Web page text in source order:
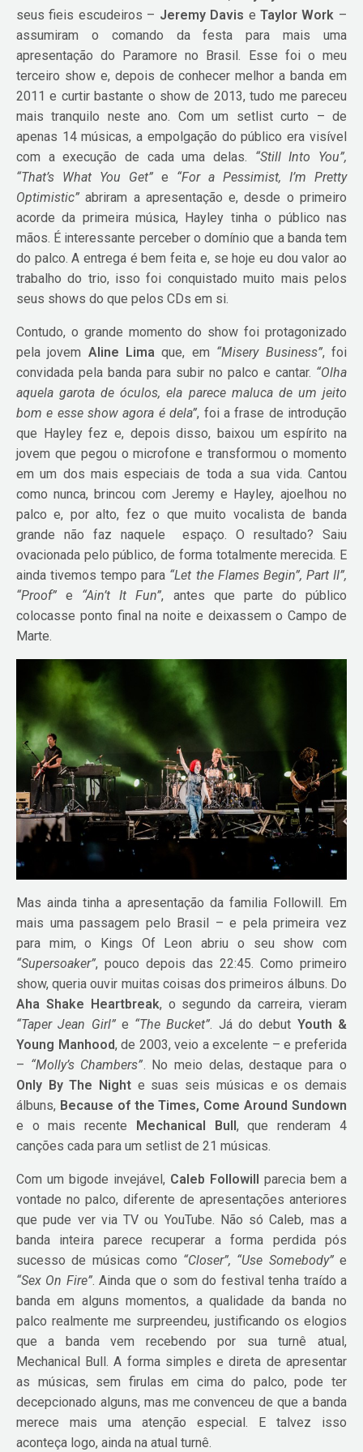
seus fieis escudeiros – Jeremy Davis eTaylor Work –
assumiram o comando da festa para mais uma
apresentação do Paramore no Brasil. Esse foi o meu
terceiro show e, depois de conhecer melhor a banda em
2011 e curtir bastante o show de 2013, tudo me pareceu
mais tranquilo neste ano. Com um setlist curto – de
apenas 14 músicas, a empolgação do público era visível
com a execução de cada uma delas. “Still Into You”,
“That’s What You Get” e “For a Pessimist, I’m Pretty
Optimistic” abriram a apresentação e, desde o primeiro
acorde da primeira música, Hayley tinha o público nas
mãos. É interessante perceber o domínio que a banda tem
do palco. A entrega é bem feita e, se hoje eu dou valor ao
trabalho do trio, isso foi conquistado muito mais pelos
seus shows do que pelos CDs em si.
Contudo, o grande momento do show foi protagonizado
pela jovem Aline Lima que, em “Misery Business”, foi
convidada pela banda para subir no palco e cantar. “Olha
aquela garota de óculos, ela parece maluca de um jeito
bom e esse show agora é dela”, foi a frase de introdução
que Hayley fez e, depois disso, baixou um espírito na
jovem que pegou o microfone e transformou o momento
em um dos mais especiais de toda a sua vida. Cantou
como nunca, brincou com Jeremy e Hayley, ajoelhou no
palco e, por alto, fez o que muito vocalista de banda
grande não faz naquele espaço. O resultado? Saiu
ovacionada pelo público, de forma totalmente merecida. E
ainda tivemos tempo para “Let the Flames Begin”, Part II”,
“Proof” e “Ain’t It Fun”, antes que parte do público
colocasse ponto final na noite e deixassem o Campo de
Marte.
Mas ainda tinha a apresentação da familia Followill. Em
mais uma passagem pelo Brasil – e pela primeira vez
para mim, o Kings Of Leon abriu o seu show com
“Supersoaker”, pouco depois das 22:45. Como primeiro
show, queria ouvir muitas coisas dos primeiros álbuns. Do
Aha Shake Heartbreak, o segundo da carreira, vieram
“Taper Jean Girl”e “The Bucket”. Já do debut Youth &
Young Manhood, de 2003, veio a excelente – e preferida
– “Molly’s Chambers”. No meio delas, destaque para o
Only By The Night e suas seis músicas e os demais
álbuns, Because of the Times, Come Around Sundown
e o mais recente
Mechanical Bull , que renderam 4
canções cada para um setlist de 21 músicas.
Com um bigode invejável, Caleb Followill
parecia bem a
vontade no palco, diferente de apresentações anteriores
que pude ver via TV ou YouTube. Não só Caleb, mas a
banda inteira parece recuperar a forma perdida pós
sucesso de músicas como “Closer”, “Use Somebody”e
“Sex On Fire”. Ainda que o som do festival tenha traído a
banda em alguns momentos, a qualidade da banda no
palco realmente me surpreendeu, justificando os elogios
que a banda vem recebendo por sua turnê atual,
Mechanical Bull. A forma simples e direta de apresentar
as músicas, sem firulas em cima do palco, pode ter
decepcionado alguns, mas me convenceu de que a banda
merece mais uma atenção especial. E talvez isso
aconteça logo, ainda na atual turnê.